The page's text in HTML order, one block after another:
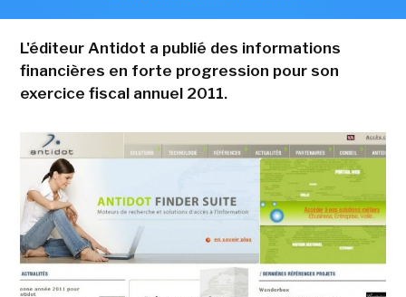
L'éditeur Antidot a publié des informations
financières en forte progression pour son
exercice fiscal annuel 2011.